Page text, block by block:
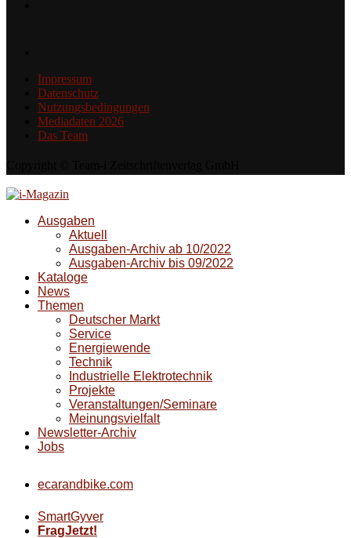
Impressum
Datenschutz
Nutzungsbedingungen
Mediadaten 2026
Das Team
Ausgaben
Aktuell
Ausgaben-Archiv ab 10/2022
Ausgaben-Archiv bis 09/2022
Kataloge
News
Themen
Deutscher Markt
Service
Energiewende
Technik
Industrielle Elektrotechnik
Projekte
Veranstaltungen/Seminare
Meinungsvielfalt
Newsletter-Archiv
Jobs
ecarandbike.com
SmartGyver
FragJetzt!